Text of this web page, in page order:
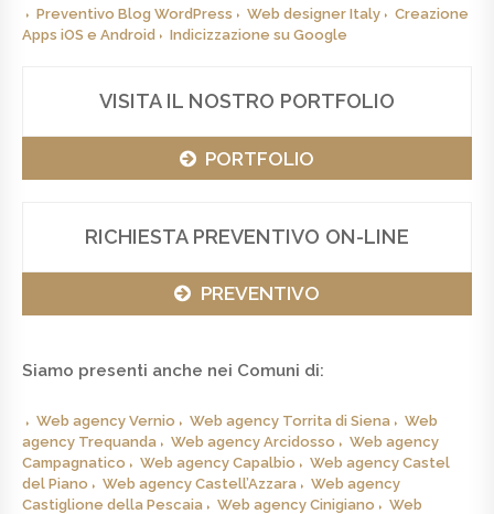
Preventivo Blog WordPress Web designer Italy
Creazione
Apps iOS e Android
Indicizzazione su Google
VISITA IL NOSTRO PORTFOLIO
PORTFOLIO
RICHIESTA PREVENTIVO ON-LINE
PREVENTIVO
Siamo presenti anche nei Comuni di:
Web agency Vernio Web agency Torrita di Siena
Web
agency Trequanda
Web agency Arcidosso
Web agency
Campagnatico
Web agency Capalbio
Web agency Castel
del Piano
Web agency Castell’Azzara
Web agency
Castiglione della Pescaia
Web agency Cinigiano
Web